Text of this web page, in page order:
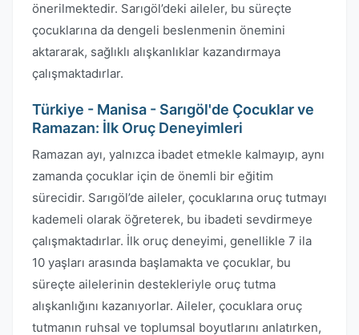
önerilmektedir. Sarıgöl’deki aileler, bu süreçte
çocuklarına da dengeli beslenmenin önemini
aktararak, sağlıklı alışkanlıklar kazandırmaya
çalışmaktadırlar.
Türkiye - Manisa - Sarıgöl'de Çocuklar ve
Ramazan: İlk Oruç Deneyimleri
Ramazan ayı, yalnızca ibadet etmekle kalmayıp, aynı
zamanda çocuklar için de önemli bir eğitim
sürecidir. Sarıgöl’de aileler, çocuklarına oruç tutmayı
kademeli olarak öğreterek, bu ibadeti sevdirmeye
çalışmaktadırlar. İlk oruç deneyimi, genellikle 7 ila
10 yaşları arasında başlamakta ve çocuklar, bu
süreçte ailelerinin destekleriyle oruç tutma
alışkanlığını kazanıyorlar. Aileler, çocuklara oruç
tutmanın ruhsal ve toplumsal boyutlarını anlatırken,